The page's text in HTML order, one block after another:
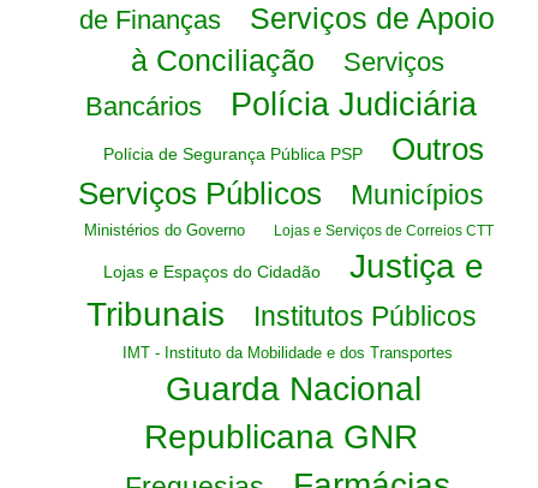
de Finanças
Serviços de Apoio
à Conciliação
Serviços
Bancários
Polícia Judiciária
Polícia de Segurança Pública PSP
Outros
Serviços Públicos
Municípios
Ministérios do Governo Lojas e Serviços de Correios CTT
Lojas e Espaços do Cidadão
Justiça e
Tribunais
Institutos Públicos
IMT - Instituto da Mobilidade e dos Transportes
Guarda Nacional
Republicana GNR